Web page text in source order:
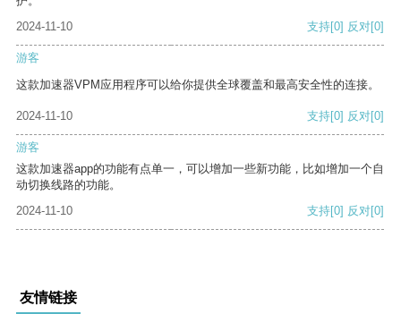
2024-11-10
支持[0] 反对[0]
游客
这款加速器VPM应用程序可以给你提供全球覆盖和最高安全性的连接。
2024-11-10 支持[0] 反对[0]
游客
这款加速器app的功能有点单一，可以增加一些新功能，比如增加一个自
动切换线路的功能。
2024-11-10
支持[0] 反对[0]
友情链接